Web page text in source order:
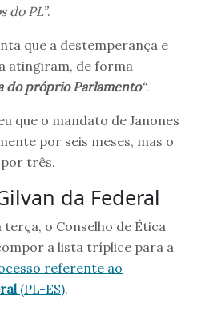
do PL”.
que a destemperança e
atingiram, de forma
do próprio Parlamento“.
que o mandato de Janones
por seis meses, mas o
três.
da Federal
o Conselho de Ética
a lista tríplice para a
referente ao
(PL-ES).